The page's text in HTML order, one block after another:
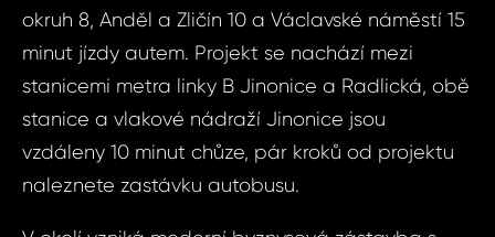
okruh 8, Anděl a Zličín 10 a Václavské náměstí 15
minut jízdy autem. Projekt se nachází mezi
stanicemi metra linky B Jinonice a Radlická, obě
stanice a vlakové nádraží Jinonice jsou
vzdáleny 10 minut chůze, pár kroků od projektu
naleznete zastávku autobusu.